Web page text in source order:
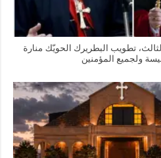
تطويب البطريرك الحويّك منارة
ولجميع المؤمنين